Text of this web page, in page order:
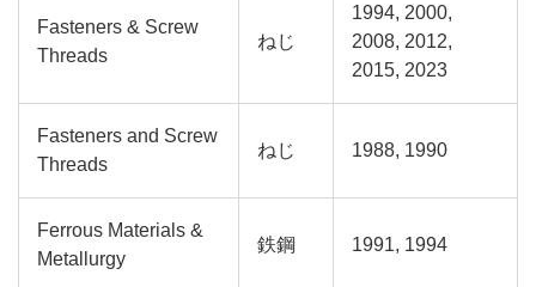
Fasteners & Screw
Threads
ねじ
1994, 2000,
2008, 2012,
2015, 2023
Fasteners and Screw
Threads
ねじ 1988, 1990
Ferrous Materials &
Metallurgy
鉄鋼 1991, 1994